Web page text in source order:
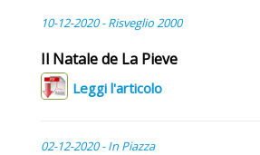
10-12-2020 - Risveglio 2000
Il Natale de La Pieve
Leggi l'articolo
02-12-2020 - In Piazza